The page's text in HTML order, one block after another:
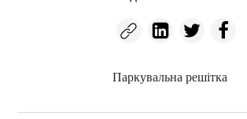
Паркувальна решітка